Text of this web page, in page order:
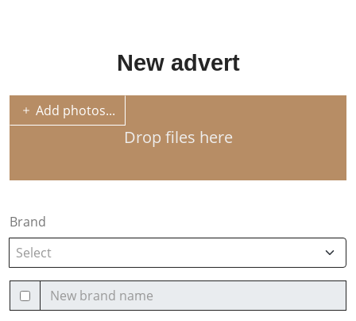
New advert
Drop files here
Add photos...
Brand
Select